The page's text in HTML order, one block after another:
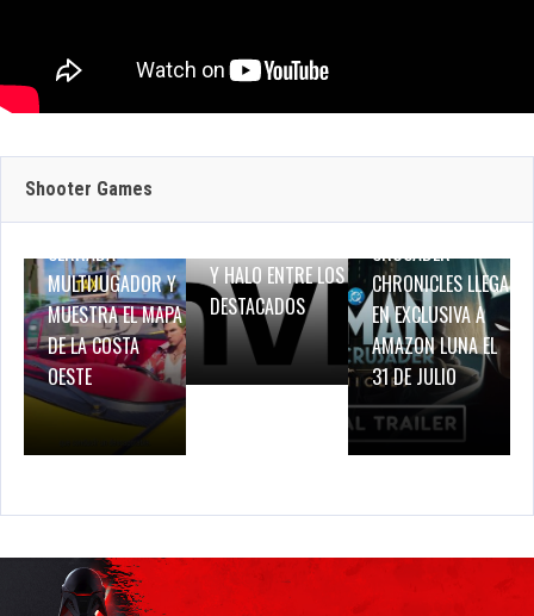
Shooter Games
JULIO 30, 2026
WORLD TOUR
ANUNCIA SU
PRUEBA DE RED
CERRADA
MULTIJUGADOR Y
MUESTRA EL MAPA
DE LA COSTA
OESTE
JULIO 29, 2026
GEFORCE NOW
SUMA 9 JUEGOS
Y HALO ENTRE LOS
DESTACADOS
JULIO 29, 2026
BATMAN: CAPED
CRUSADER –
CHRONICLES LLEGA
EN EXCLUSIVA A
AMAZON LUNA EL
31 DE JULIO